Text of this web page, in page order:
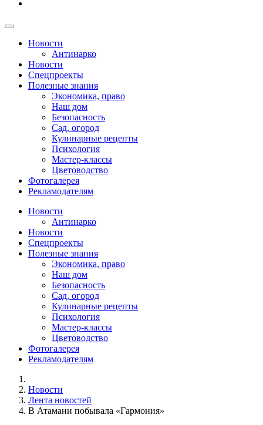
Новости
Антинарко
Новости
Спецпроекты
Полезные знания
Экономика, право
Наш дом
Безопасность
Сад, огород
Кулинарные рецепты
Психология
Мастер-классы
Цветоводство
Фотогалерея
Рекламодателям
Новости
Антинарко
Новости
Спецпроекты
Полезные знания
Экономика, право
Наш дом
Безопасность
Сад, огород
Кулинарные рецепты
Психология
Мастер-классы
Цветоводство
Фотогалерея
Рекламодателям
Новости
Лента новостей
В Атамани побывала «Гармония»